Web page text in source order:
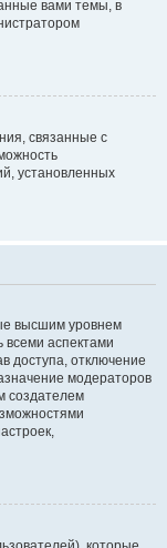
вами темы, в
связанные с
установленных
высшим уровнем
всеми аспектами
доступа, отключение
модераторов
создателем